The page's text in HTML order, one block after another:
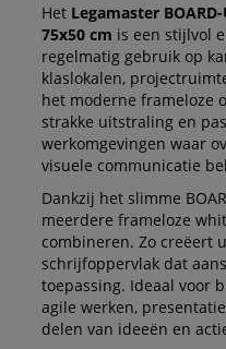
Het Legamaster
75x50 cm is een stijlvol
regelmatig gebruik op
klaslokalen,
het moderne frameloze
strakke uitstraling en
werkomgevingen waar
visuele communicatie
Dankzij het slimme
meerdere frameloze
combineren. Zo creëert
schrijfoppervlak dat
toepassing. Ideaal voor
agile werken,
delen van ideeën en